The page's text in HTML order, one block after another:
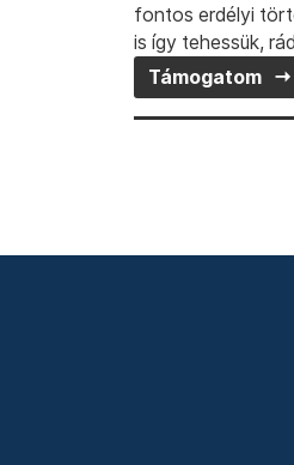
fontos erdélyi
is így tehessük,
Támogatom